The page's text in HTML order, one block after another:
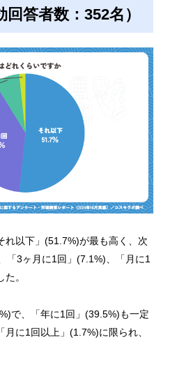
答者数：352名）
れ以下」(51.7%)が最も高く、次
「3ヶ月に1回」(7.1%)、「月に1
。
で、「年に1回」(39.5%)も一定
に1回以上」(1.7%)に限られ、